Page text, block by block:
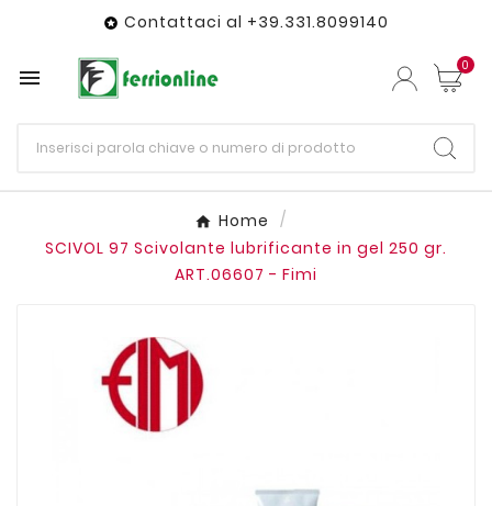
 Contattaci al +39.331.8099140
 0
Home
SCIVOL 97 Scivolante lubrificante in gel 250 gr.
ART.06607 - Fimi